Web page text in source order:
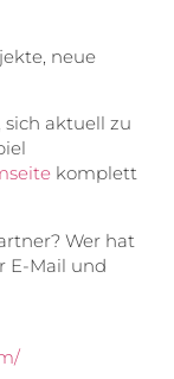
neue
aktuell zu
komplett
Wer hat
E-Mail und